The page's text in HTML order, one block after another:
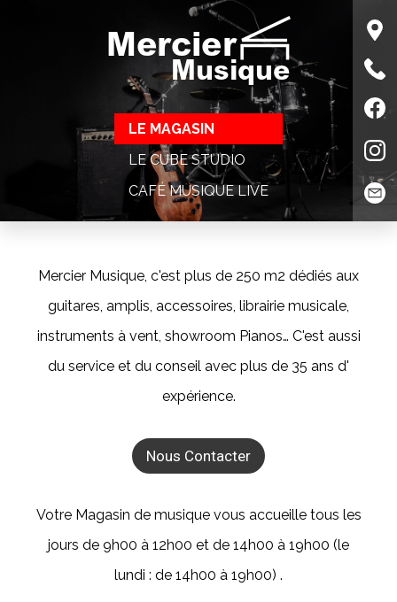
Mercier
Musique
LE MAGASIN
LE CUBE STUDIO
CAFÉ MUSIQUE LIVE
Mercier Musique, c'est plus de 250 m2 dédiés aux
guitares, amplis, accessoires, librairie musicale,
instruments à vent, showroom Pianos… C'est aussi
du service et du conseil avec plus de 35 ans d'
expérience.
Nous Contacter
Votre Magasin de musique vous accueille tous les
jours de 9h00 à 12h00 et de 14h00 à 19h00 (le
lundi : de 14h00 à 19h00) .